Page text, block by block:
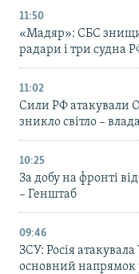
11:50
«Мадяр»: СБС
радари і три судна
11:02
Сили РФ атакували
зникло світло – влада
10:25
За добу на фронті
– Генштаб
09:46
ЗСУ: Росія
основний напрямок